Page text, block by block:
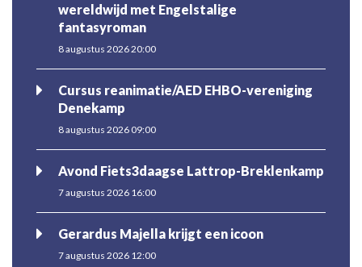
wereldwijd met Engelstalige
fantasyroman
8 augustus 2026 20:00
Cursus reanimatie/AED EHBO-vereniging
Denekamp
8 augustus 2026 09:00
Avond Fiets3daagse Lattrop-Breklenkamp
7 augustus 2026 16:00
Gerardus Majella krijgt een icoon
7 augustus 2026 12:00